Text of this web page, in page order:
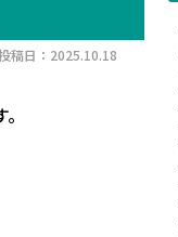
稿日：2025.10.18